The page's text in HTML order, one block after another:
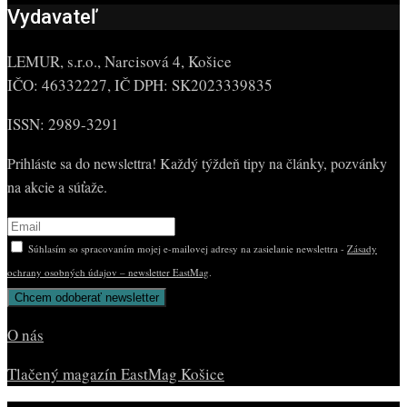
Vydavateľ
LEMUR, s.r.o., Narcisová 4, Košice
IČO: 46332227, IČ DPH: SK2023339835
ISSN: 2989-3291
Prihláste sa do newslettra! Každý týždeň tipy na články, pozvánky
na akcie a súťaže.
Súhlasím so spracovaním mojej e-mailovej adresy na zasielanie newslettra - Zásady
ochrany osobných údajov – newsletter EastMag
O nás
Tlačený magazín EastMag Košice